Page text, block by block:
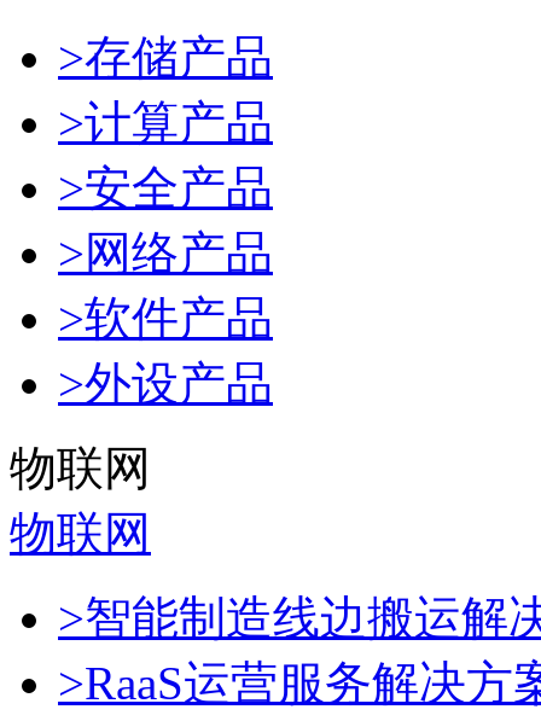
>存储产品
>计算产品
>安全产品
>网络产品
>软件产品
>外设产品
物联网
物联网
>智能制造线边搬运解
>RaaS运营服务解决方